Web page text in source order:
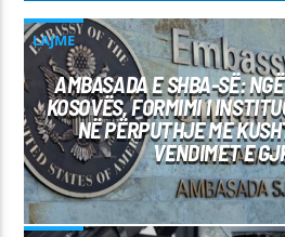
LAJME
AMBASADA E SHBA-SË:
KOSOVËS, FORMIMI I
NË PËRPUTHJE ME
VENDIMET E